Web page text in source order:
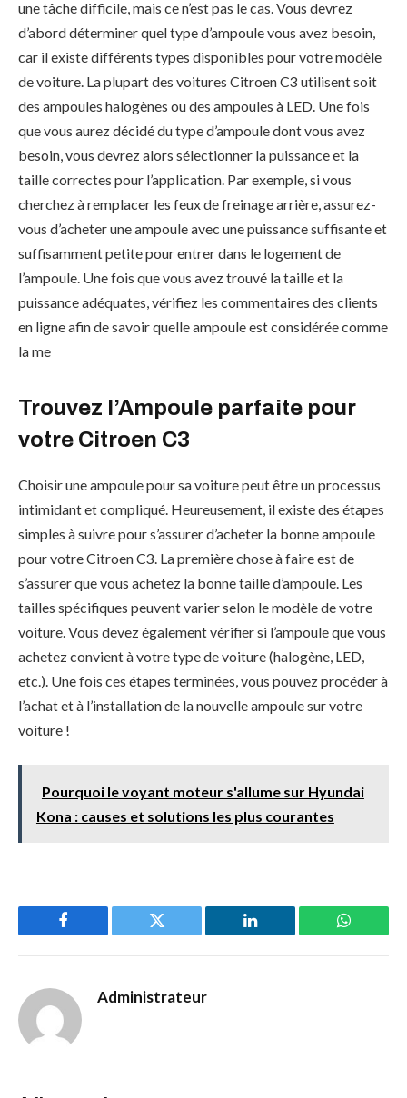
une tâche difficile, mais ce n’est pas le cas. Vous devrez
d’abord déterminer quel type d’ampoule vous avez besoin,
car il existe différents types disponibles pour votre modèle
de voiture. La plupart des voitures Citroen C3 utilisent soit
des ampoules halogènes ou des ampoules à LED. Une fois
que vous aurez décidé du type d’ampoule dont vous avez
besoin, vous devrez alors sélectionner la puissance et la
taille correctes pour l’application. Par exemple, si vous
cherchez à remplacer les feux de freinage arrière, assurez-
vous d’acheter une ampoule avec une puissance suffisante et
suffisamment petite pour entrer dans le logement de
l’ampoule. Une fois que vous avez trouvé la taille et la
puissance adéquates, vérifiez les commentaires des clients
en ligne afin de savoir quelle ampoule est considérée comme
la me
Trouvez l’Ampoule parfaite pour
votre Citroen C3
Choisir une ampoule pour sa voiture peut être un processus
intimidant et compliqué. Heureusement, il existe des étapes
simples à suivre pour s’assurer d’acheter la bonne ampoule
pour votre Citroen C3. La première chose à faire est de
s’assurer que vous achetez la bonne taille d’ampoule. Les
tailles spécifiques peuvent varier selon le modèle de votre
voiture. Vous devez également vérifier si l’ampoule que vous
achetez convient à votre type de voiture (halogène, LED,
etc.). Une fois ces étapes terminées, vous pouvez procéder à
l’achat et à l’installation de la nouvelle ampoule sur votre
voiture !
Pourquoi le voyant moteur s'allume sur Hyundai
Kona : causes et solutions les plus courantes
Facebook Twitter LinkedIn
Administrateur